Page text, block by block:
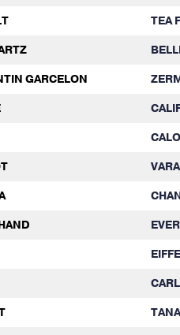
TEA
GARCELON